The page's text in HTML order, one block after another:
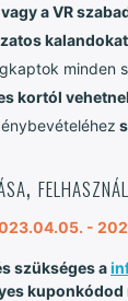
a VR
minden
kortól
-
szükséges a